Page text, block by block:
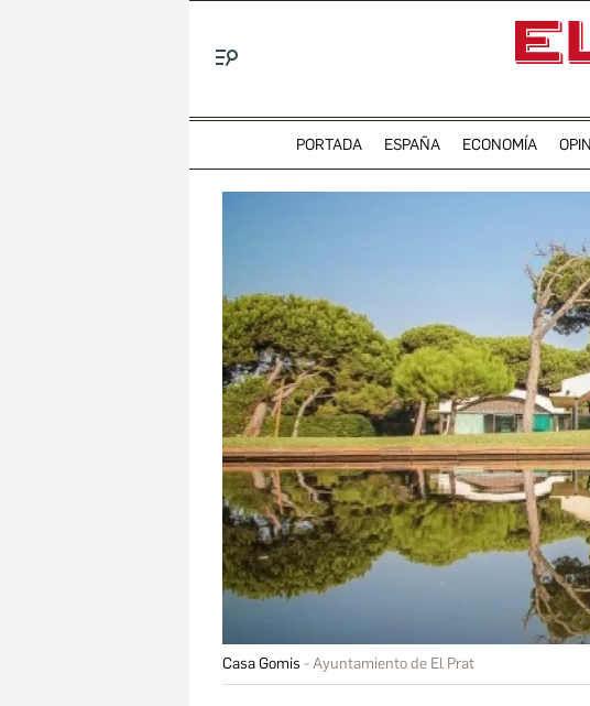
PORTADA ESPAÑA ECONOMÍA
Casa Gomis Ayuntamiento de El Prat